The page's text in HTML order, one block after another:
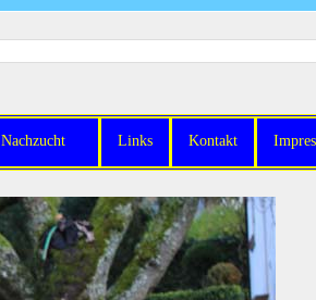
Nachzucht Links Kontakt